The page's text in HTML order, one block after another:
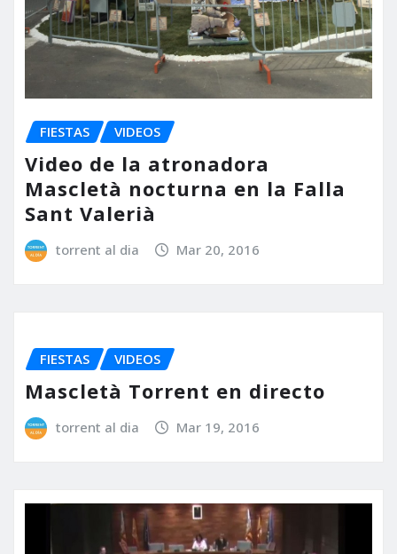
FIESTAS VIDEOS
Video de la atronadora
Mascletà nocturna en la Falla
Sant Valerià
torrent al dia Mar 20, 2016
FIESTAS VIDEOS
Mascletà Torrent en directo
torrent al dia Mar 19, 2016